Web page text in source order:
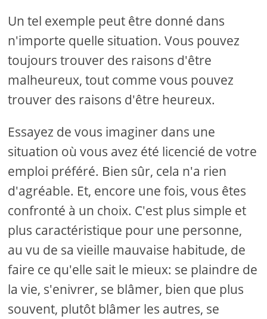
Un tel exemple peut être donné dans
n'importe quelle situation. Vous pouvez
toujours trouver des raisons d'être
malheureux, tout comme vous pouvez
trouver des raisons d'être heureux.
Essayez de vous imaginer dans une
situation où vous avez été licencié de votre
emploi préféré. Bien sûr, cela n'a rien
d'agréable. Et, encore une fois, vous êtes
confronté à un choix. C'est plus simple et
plus caractéristique pour une personne,
au vu de sa vieille mauvaise habitude, de
faire ce qu'elle sait le mieux: se plaindre de
la vie, s'enivrer, se blâmer, bien que plus
souvent, plutôt blâmer les autres, se